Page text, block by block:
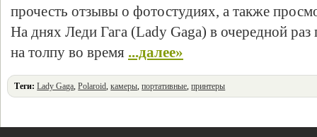
прочесть отзывы о фотостудиях, а также
На днях Леди Гага (Lady Gaga) в очередной раз
на толпу во время ...далее»
Теги: Lady Gaga,Polaroid,камеры,портативные,принтеры